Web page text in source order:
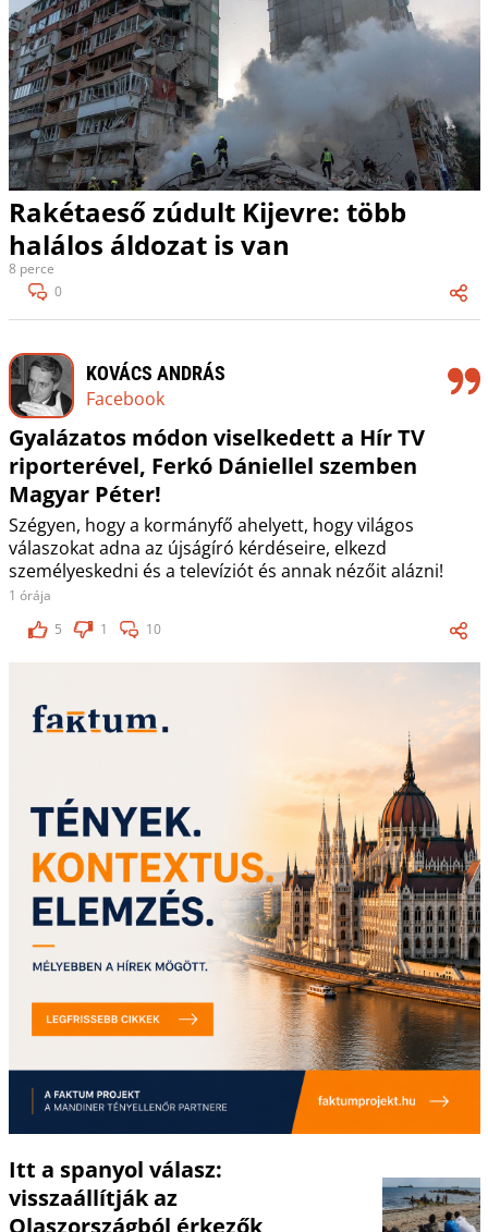
Rakétaeső zúdult Kijevre: több
halálos áldozat is van
8 perce
0
KOVÁCS ANDRÁS
Facebook
Gyalázatos módon viselkedett a Hír TV
riporterével, Ferkó Dániellel szemben
Magyar Péter!
Szégyen, hogy a kormányfő ahelyett, hogy világos
válaszokat adna az újságíró kérdéseire, elkezd
személyeskedni és a televíziót és annak nézőit alázni!
1 órája
5
1 10
Itt a spanyol válasz:
visszaállítják az
Olaszországból érkezők